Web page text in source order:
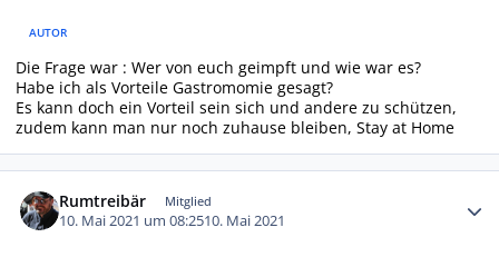
AUTOR
Die Frage war : Wer von euch geimpft und wie war es?
Habe ich als Vorteile Gastromomie gesagt?
Es kann doch ein Vorteil sein sich und andere zu schützen,
zudem kann man nur noch zuhause bleiben, Stay at Home
Rumtreibär Mitglied
10. Mai 2021 um 08:2510. Mai 2021